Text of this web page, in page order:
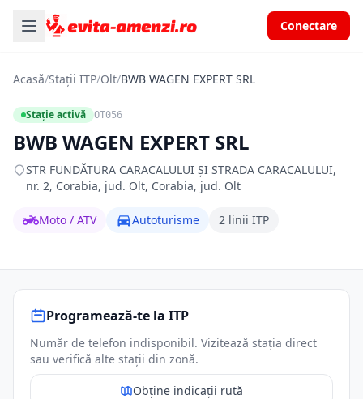
Conectare
Acasă/Stații ITP/Olt/BWB WAGEN EXPERT SRL
Stație activă OT056
BWB WAGEN EXPERT SRL
STR FUNDĂTURA CARACALULUI ŞI STRADA CARACALULUI,
nr. 2, Corabia, jud. Olt, Corabia, jud. Olt
Moto / ATV Autoturisme 2 linii ITP
Programează-te la ITP
Număr de telefon indisponibil. Vizitează stația direct
sau verifică alte stații din zonă.
Obține indicații rută